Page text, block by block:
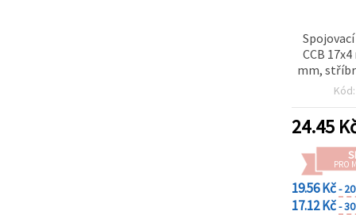
CCB
mm,
výrobu
24.45
PRO
19.56 Kč-
17.12 Kč-